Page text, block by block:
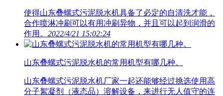
使得山东叠螺式污泥脱水机具备了必定的自清洗才能，
合作喷淋冲刷可以有用冲刷异物，并且可以起到润滑的
作用。 2022/4/21 15:02:24
山东叠螺式污泥脱水机的常用机型有哪几种。
山东叠螺式污泥脱水机厂家一起还能够经过挑选使用高
分子絮凝剂（液态品）溶解设备，来进行无人值守的连